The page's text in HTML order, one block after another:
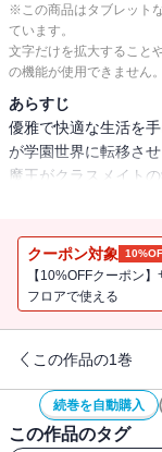
※この商品はタブレット
ています。
文字だけを拡大すること
の機能が使用できません。
あらすじ
優雅で快適な生活を
が学園世界に転移さ
魔王がクラスメイト
クーポン対象
【10%OFFクーポン
フロアで使える
この作品の1巻
続巻を自動購入
この作品のタグ